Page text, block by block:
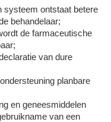
systeem ontstaat betere
behandelaar;
de farmaceutische
van dure
planbare
en geneesmiddelen
van een